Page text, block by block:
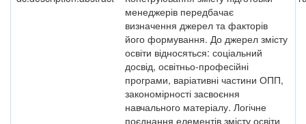
менеджерів передбачає
визначення джерел та факторів
його формування. До джерел змісту
освіти відносяться: соціальний
досвід, освітньо-професійні
програми, варіативні частини ОПП,
закономірності засвоєння
навчального матеріалу. Логічне
поєднання елементів змісту освіти